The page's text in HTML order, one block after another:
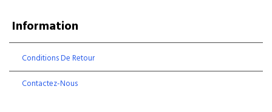
Information
Conditions De Retour
Contactez-Nous